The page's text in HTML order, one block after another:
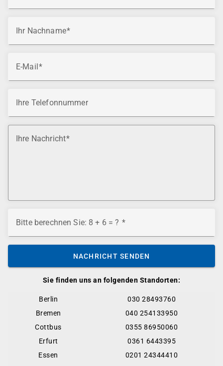
Sie finden uns an folgenden Standorten:
Berlin
030 28493760
Bremen
040 254133950
Cottbus
0355 86950060
Erfurt
0361 6443395
Essen
0201 24344410
Ihr Nachname
E-Mail
Ihre Telefonnummer
Ihre Nachricht
Bitte berechnen Sie: 8 + 6 = ?
NACHRICHT SENDEN